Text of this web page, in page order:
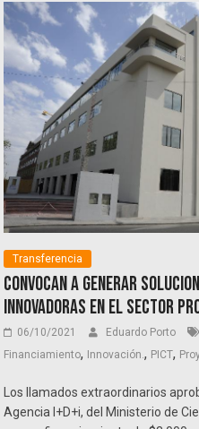
Transferencia
Convocan a generar
innovadoras en el sector
06/10/2021 Eduardo Porto
Financiamiento, Innovación., PICT,
Los llamados extraordinarios
Agencia I+D+i, del Ministerio de